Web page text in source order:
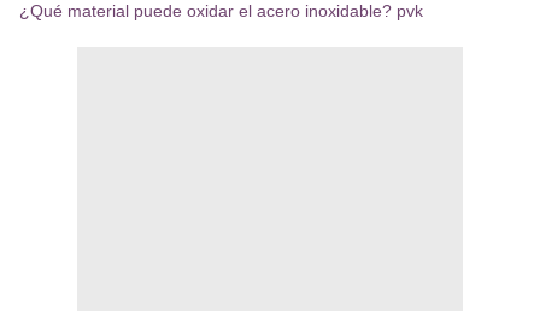
¿Qué material puede oxidar el acero inoxidable? pvk